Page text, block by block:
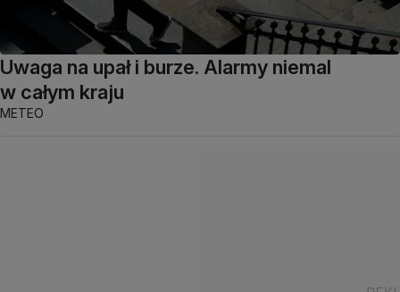
Uwaga na upał i burze. Alarmy niemal
w całym kraju
METEO